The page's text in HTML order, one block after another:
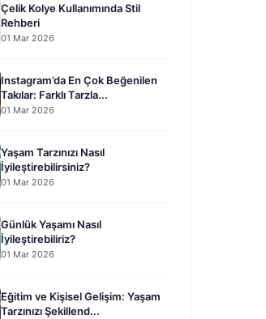
Çelik Kolye Kullanımında Stil
Rehberi
01 Mar 2026
Instagram’da En Çok Beğenilen
Takılar: Farklı Tarzla...
01 Mar 2026
Yaşam Tarzınızı Nasıl
İyileştirebilirsiniz?
01 Mar 2026
Günlük Yaşamı Nasıl
İyileştirebiliriz?
01 Mar 2026
Eğitim ve Kişisel Gelişim: Yaşam
Tarzınızı Şekillend...